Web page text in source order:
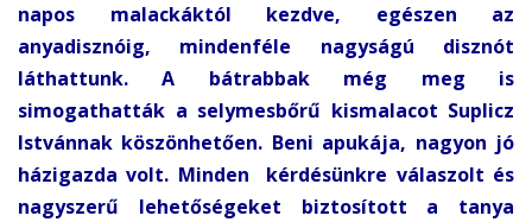
napos malackáktól kezdve, egészen az
anyadisznóig, mindenféle nagyságú disznót
láthattunk. A bátrabbak még meg is
simogathatták a selymesbőrű kismalacot Suplicz
Istvánnak köszönhetően. Beni apukája, nagyon jó
házigazda volt. Minden kérdésünkre válaszolt és
nagyszerű lehetőségeket biztosított a tanya